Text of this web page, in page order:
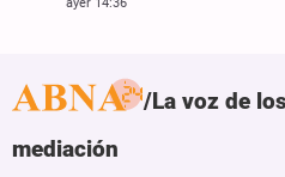
ayer 14:36
La voz de
mediación